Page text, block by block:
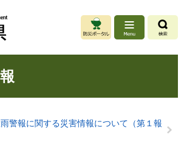
警報に関する災害情報について（第１報